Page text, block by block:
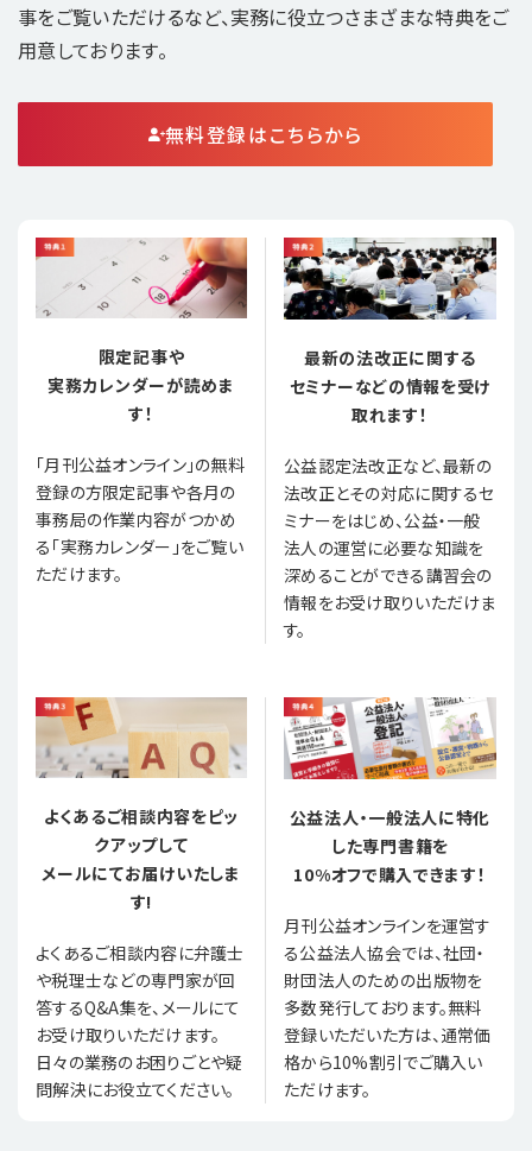
事をご覧いただけるなど、実務に役立つさまざまな特典をご
用意しております。
無料登録はこちらから
限定記事や
実務カレンダーが読めま
す！
「月刊公益オンライン」の無料
登録の方限定記事や各月の
事務局の作業内容がつかめ
る「実務カレンダー」をご覧い
ただけます。
最新の法改正に関する
セミナーなどの情報を受け
取れます！
公益認定法改正など、最新の
法改正とその対応に関するセ
ミナーをはじめ、公益・一般
法人の運営に必要な知識を
深めることができる講習会の
情報をお受け取りいただけま
す。
よくあるご相談内容をピッ
クアップして
メールにてお届けいたしま
す!
よくあるご相談内容に弁護士
や税理士などの専門家が回
答するQ&A集を、メールにて
お受け取りいただけます。
日々の業務のお困りごとや疑
問解決にお役立てください。
公益法人・一般法人に特化
した専門書籍を
10%オフで購入できます！
月刊公益オンラインを運営す
る公益法人協会では、社団・
財団法人のための出版物を
多数発行しております。無料
登録いただいた方は、通常価
格から10%割引でご購入い
ただけます。